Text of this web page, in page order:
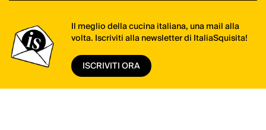
Il meglio della cucina italiana, una mail alla
volta. Iscriviti alla newsletter di ItaliaSquisita!
ISCRIVITI ORA